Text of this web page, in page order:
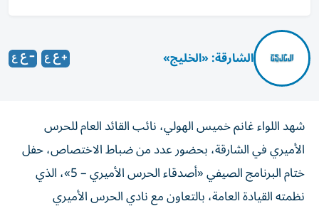
الشارقة: «الخليج»
شهد اللواء غانم خميس الهولي، نائب القائد العام للحرس
الأميري في الشارقة، بحضور عدد من ضباط الاختصاص، حفل
ختام البرنامج الصيفي «أصدقاء الحرس الأميري – 5»، الذي
نظمته القيادة العامة، بالتعاون مع نادي الحرس الأميري